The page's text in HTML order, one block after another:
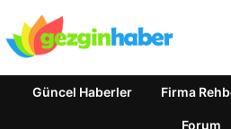
Güncel Haberler Firma
Forum